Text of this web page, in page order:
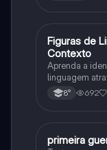
FPortuguês
Figuras de
Contexto
Aprenda a
linguagem
8° 692
História
primeira